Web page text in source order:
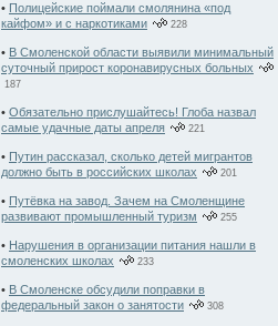
• Полицейские поймали смолянина «под
кайфом» и с наркотиками
228
• В Смоленской области выявили минимальный
суточный прирост коронавирусных больных
187
• Обязательно прислушайтесь! Глоба назвал
самые удачные даты апреля
221
• Путин рассказал, сколько детей мигрантов
должно быть в российских школах
201
• Путёвка на завод. Зачем на Смоленщине
развивают промышленный туризм
255
• Нарушения в организации питания нашли в
смоленских школах
233
• В Смоленске обсудили поправки в
федеральный закон о занятости
308